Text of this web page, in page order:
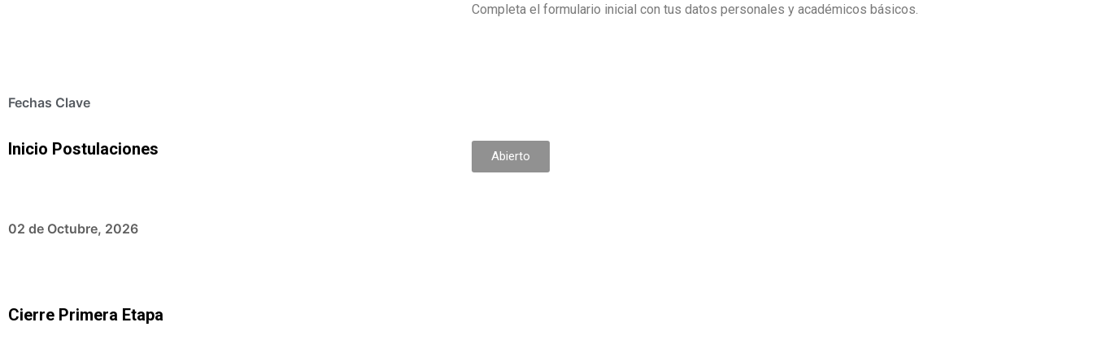
Completa el formulario inicial con tus datos personales y académicos básicos.
Fechas Clave
Inicio Postulaciones
02 de Octubre, 2026
Abierto
Cierre Primera Etapa